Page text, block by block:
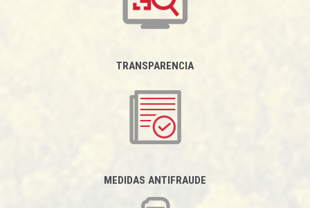
TRANSPARENCIA
MEDIDAS ANTIFRAUDE